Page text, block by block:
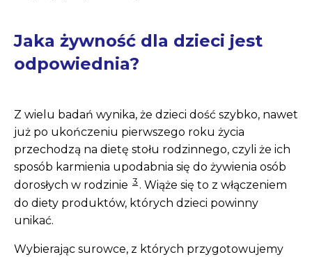
Jaka żywność dla dzieci jest
odpowiednia?
Z wielu badań wynika, że dzieci dość szybko, nawet
już po ukończeniu pierwszego roku życia
przechodzą na dietę stołu rodzinnego, czyli że ich
sposób karmienia upodabnia się do żywienia osób
dorosłych w rodzinie 3 . Wiąże się to z włączeniem
do diety produktów, których dzieci powinny
unikać.
Wybierając surowce, z których przygotowujemy